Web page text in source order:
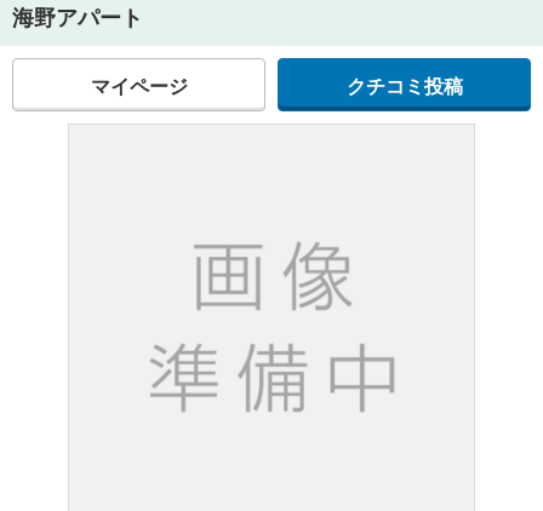
海野アパート
マイページ クチコミ投稿